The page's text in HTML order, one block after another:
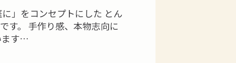
」をコンセプトにした とん
す。 手作り感、本物志向に
ます…